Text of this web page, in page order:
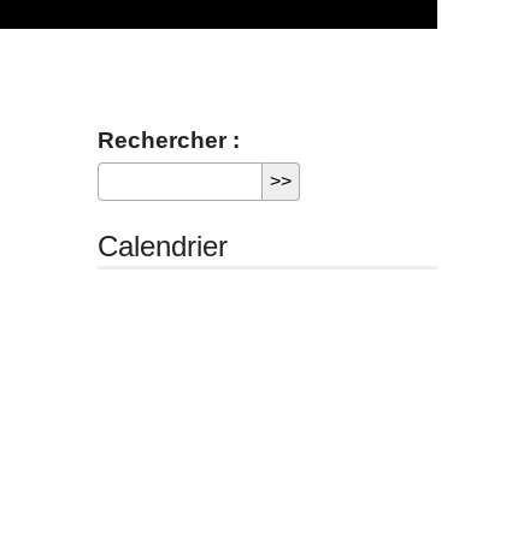
Rechercher :
Calendrier